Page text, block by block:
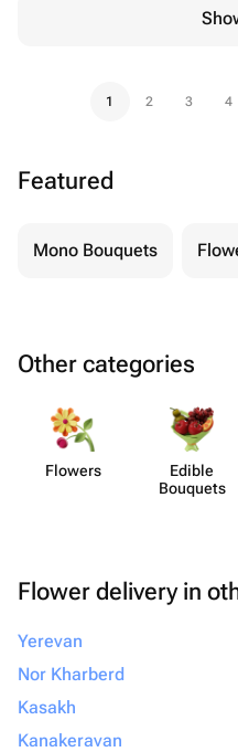
1 2 3 4
Featured
Mono Bouquets
Other categories
Flowers
Edible
Bouquets
Flower delivery in
Yerevan
Nor Kharberd
Kasakh
Kanakeravan